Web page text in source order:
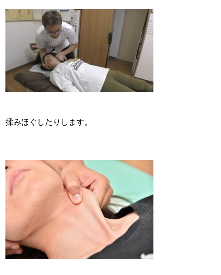
揉みほぐしたりします。